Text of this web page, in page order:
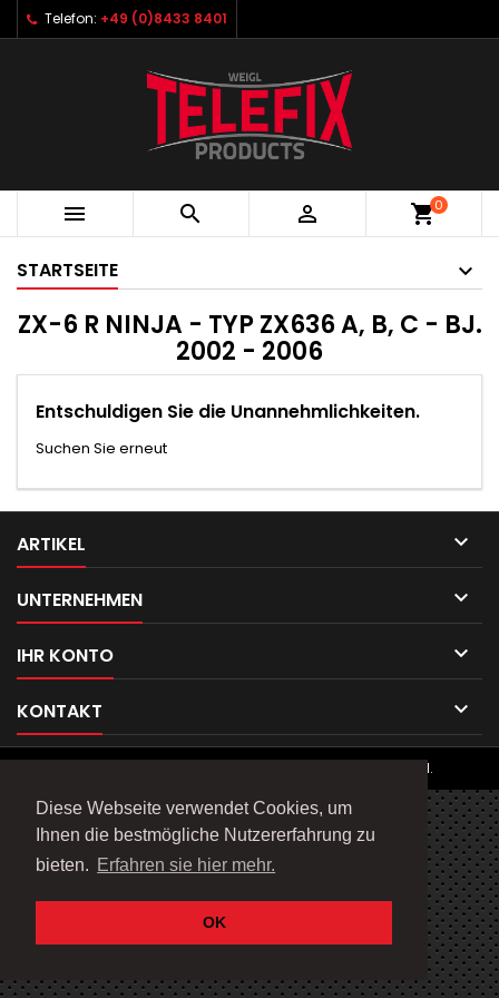
Diese Webseite verwendet Cookies, um
Ihnen die bestmögliche Nutzererfahrung zu
bieten. Erfahren sie hier mehr.
OK
Telefon: +49 (0)8433 8401
   shopping_cart0
STARTSEITE
ZX-6 R NINJA - TYP ZX636 A, B, C - BJ.
2002 - 2006
Entschuldigen Sie die Unannehmlichkeiten.
Suchen Sie erneut
ARTIKEL 
UNTERNEHMEN 
IHR KONTO 
KONTAKT 
© Copyright 2026 Telefix Products. All Rights Reserved.